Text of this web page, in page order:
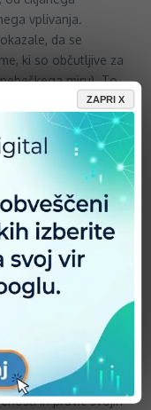
vplivanja.
da se
ki so občutljive za
miru). To
kot nevtralno
propagande.
občutljivih
novinarjev in
predstavlja
izsiljevanje.
proti digitalni
podoben korak
na svojem trgu.
evropsko
resnosti situacije. Ne
oblikovanje
in pravic svojih
ZAPRI X